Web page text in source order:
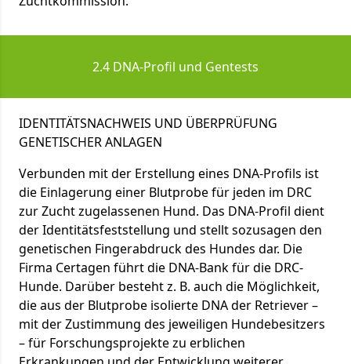
2.4 DNA-Profil und Gentests
IDENTITÄTSNACHWEIS UND ÜBERPRÜFUNG
GENETISCHER ANLAGEN
Verbunden mit der Erstellung eines DNA-Profils ist
die Einlagerung einer Blutprobe für jeden im DRC
zur Zucht zugelassenen Hund. Das DNA-Profil dient
der Identitätsfeststellung und stellt sozusagen den
genetischen Fingerabdruck des Hundes dar. Die
Firma Certagen führt die DNA-Bank für die DRC-
Hunde. Darüber besteht z. B. auch die Möglichkeit,
die aus der Blutprobe isolierte DNA der Retriever –
mit der Zustimmung des jeweiligen Hundebesitzers
– für Forschungsprojekte zu erblichen